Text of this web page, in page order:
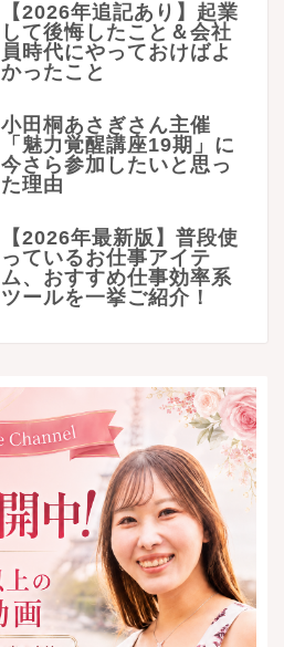
【2026年追記あり】起業
して後悔したこと＆会社
員時代にやっておけばよ
かったこと
小田桐あさぎさん主催
「魅力覚醒講座19期」に
今さら参加したいと思っ
た理由
【2026年最新版】普段使
っているお仕事アイテ
ム、おすすめ仕事効率系
ツールを一挙ご紹介！